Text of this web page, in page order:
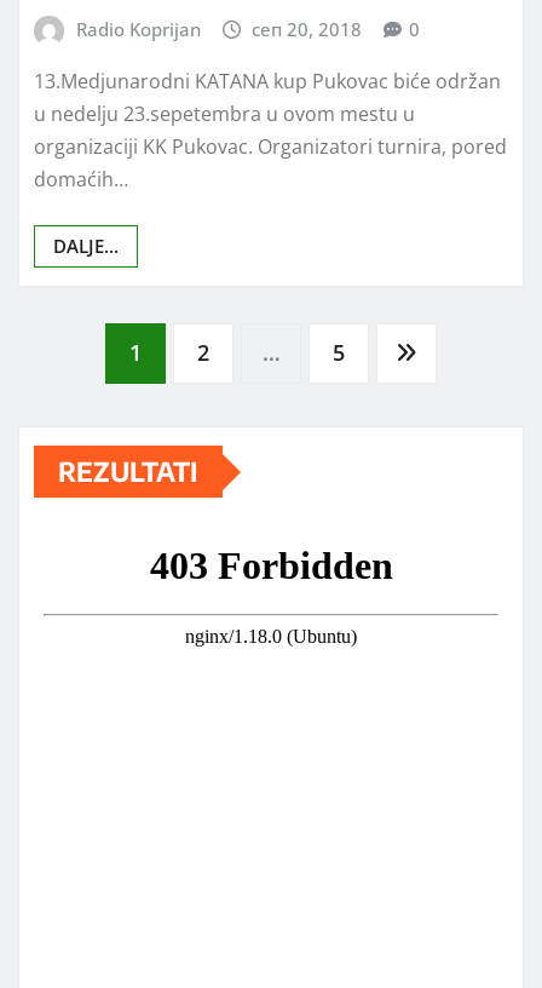
Radio Koprijan сеп 20, 2018 0
13.Medjunarodni KATANA kup Pukovac biće održan
u nedelju 23.sepetembra u ovom mestu u
organizaciji KK Pukovac. Organizatori turnira, pored
domaćih…
DALJE...
Posts
pagination
1 2 … 5
REZULTATI